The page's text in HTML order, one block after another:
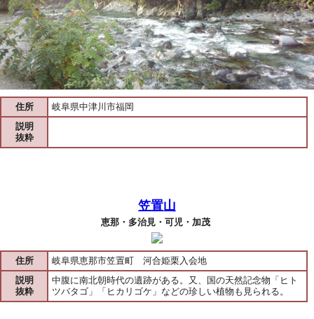
住所
岐阜県中津川市福岡
説明
抜粋
笠置山
恵那・多治見・可児・加茂
住所
岐阜県恵那市笠置町 河合姫栗入会地
説明
抜粋
中腹に南北朝時代の遺跡がある。又、国の天然記念物「ヒト
ツバタゴ」「ヒカリゴケ」などの珍しい植物も見られる。